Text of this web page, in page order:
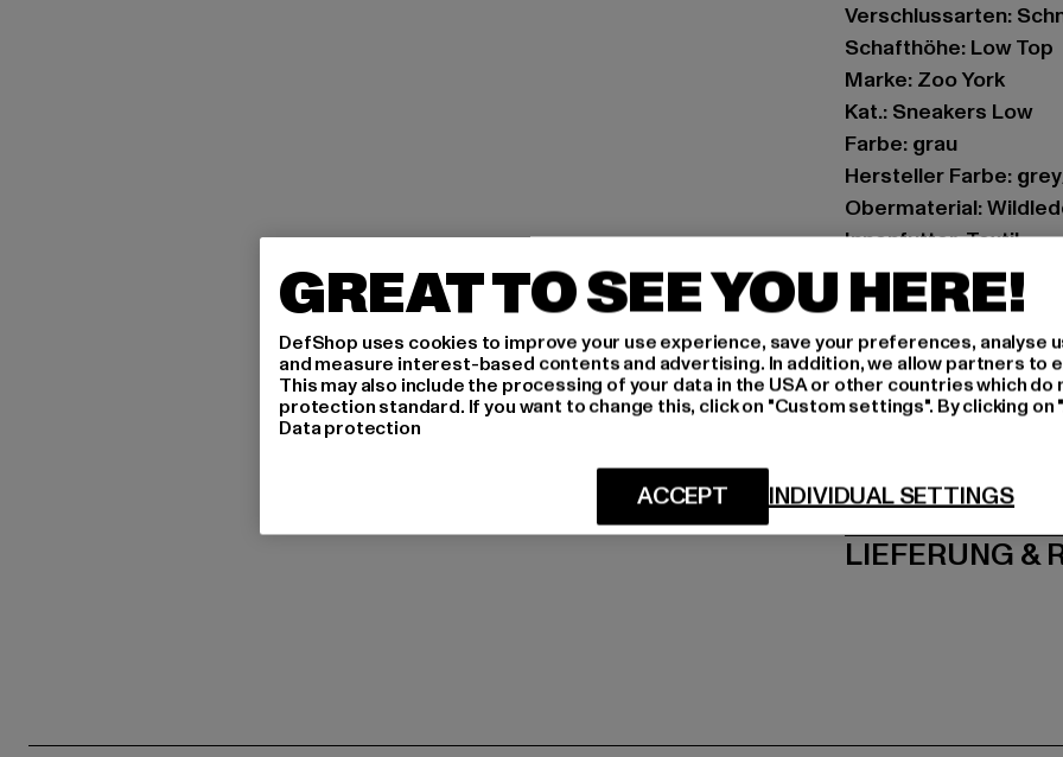
Verschlussarten:
Schafthöhe: Low Top
Marke: Zoo York
Kat.: Sneakers Low
Farbe: grau
Hersteller Farbe:
Obermaterial:
Innenfutter: Textil
Art.Nr: 10700003-01219
Hersteller: TB
Dr.-Robert-Murjahn-
LIEFERUNG &
GREAT TO SEE YOU HERE!
DefShop uses cookies to improve your use experience, save your preferences, analyse
and measure interest-based contents and advertising. In addition, we allow partners to
This may also include the processing of your data in the USA or other countries which do
protection standard. If you want to change this, click on "Custom settings". By clicking
Data protection
INDIVIDUAL SETTINGS
ACCEPT